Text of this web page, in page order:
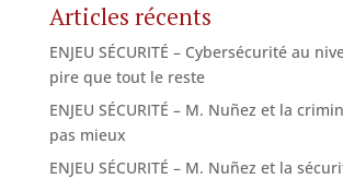
Articles récents
ENJEU SÉCURITÉ – Cybersécurité au
pire que tout le reste
ENJEU SÉCURITÉ – M. Nuñez et la
pas mieux
ENJEU SÉCURITÉ – M. Nuñez et la